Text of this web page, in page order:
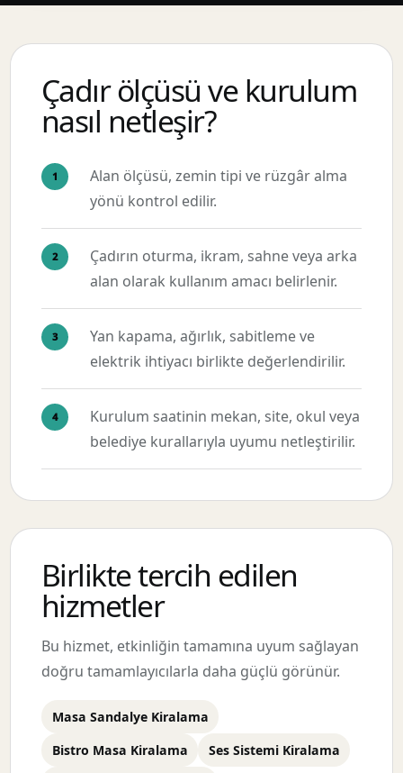
Çadır ölçüsü ve kurulum
nasıl netleşir?
Alan ölçüsü, zemin tipi ve rüzgâr alma
yönü kontrol edilir.
Çadırın oturma, ikram, sahne veya arka
alan olarak kullanım amacı belirlenir.
Yan kapama, ağırlık, sabitleme ve
elektrik ihtiyacı birlikte değerlendirilir.
Kurulum saatinin mekan, site, okul veya
belediye kurallarıyla uyumu netleştirilir.
Birlikte tercih edilen
hizmetler
Bu hizmet, etkinliğin tamamına uyum sağlayan
doğru tamamlayıcılarla daha güçlü görünür.
Masa Sandalye Kiralama
Bistro Masa Kiralama
Ses Sistemi Kiralama